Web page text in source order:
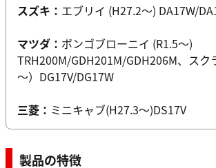
スズキ： エブリイ (H27.2～) DA17W/
マツダ： ボンゴブローニイ (R1.5～)
TRH200M/GDH201M/GDH206M、スク
～）DG17V/DG17W
三菱： ミニキャブ(H27.3～)DS17V
製品の特徴